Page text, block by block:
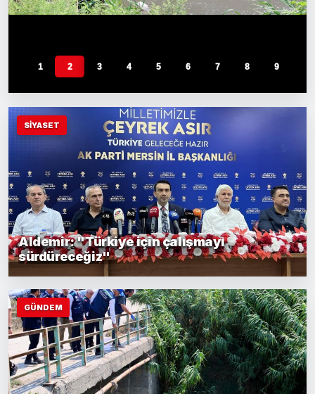
1 2 3 4 5 6 7 8 9
SİYASET
Aldemir: "Türkiye için çalışmayı
sürdüreceğiz"
GÜNDEM